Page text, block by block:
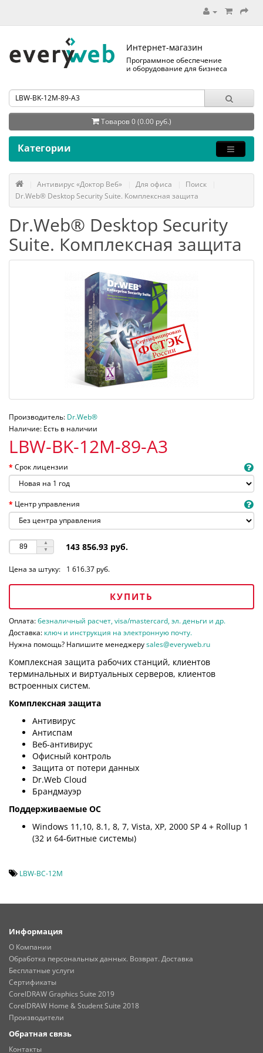
Интернет-магазин
Программное обеспечение
и оборудование для бизнеса
Товаров 0 (0.00 руб.)
Категории
Антивирус «Доктор Веб» Для офиса
Поиск
Dr.Web® Desktop Security Suite. Комплексная защита
Dr.Web® Desktop Security
Suite. Комплексная защита
Производитель: Dr.Web®
Наличие: Есть в наличии
LBW-BK-12M-89-A3
Срок лицензии
Центр управления
143 856.93 руб.
Цена за штуку: 1 616.37 руб.
КУПИТЬ
Оплата:безналичный расчет, visa/mastercard, эл. деньги и др.
Доставка: ключ и инструкция на электронную почту.
Нужна помощь? Напишите менеджеруsales@everyweb.ru
Комплексная защита рабочих станций, клиентов
терминальных и виртуальных серверов, клиентов
встроенных систем.
Комплексная защита
Антивирус
Антиспам
Веб-антивирус
Офисный контроль
Защита от потери данных
Dr.Web Cloud
Брандмауэр
Поддерживаемые ОС
Windows 11,10, 8.1, 8, 7, Vista, XP, 2000 SP 4 + Rollup 1
(32 и 64-битные системы)
LBW-BC-12M
Информация
О Компании
Обработка персональных данных. Возврат. Доставка
Бесплатные услуги
Сертификаты
CorelDRAW Graphics Suite 2019
CorelDRAW Home & Student Suite 2018
Производители
Обратная связь
Контакты